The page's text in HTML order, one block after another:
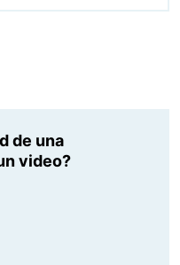
de una
video?